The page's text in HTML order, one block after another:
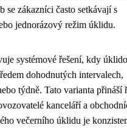
zákazníci často setkávají s
jednorázový režim úklidu.
systémové řešení, kdy
dohodnutých intervalech,
týdně. Tato varianta přináší
kanceláří a
večerního úklidu je